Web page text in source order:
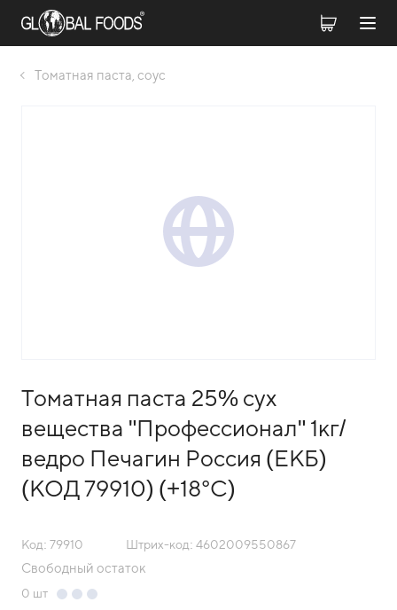
Томатная паста, соус
Томатная паста 25% сух
вещества "Профессионал" 1кг/
ведро Печагин Россия (ЕКБ)
(КОД 79910) (+18°С)
Код: 79910 Штрих-код: 4602009550867
Свободный остаток
0 шт